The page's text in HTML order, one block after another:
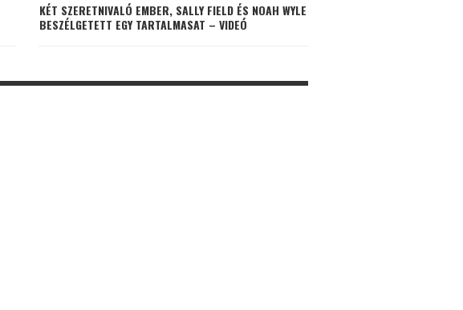
KÉT SZERETNIVALÓ EMBER, SALLY FIELD ÉS NOAH WYLE
BESZÉLGETETT EGY TARTALMASAT – VIDEÓ